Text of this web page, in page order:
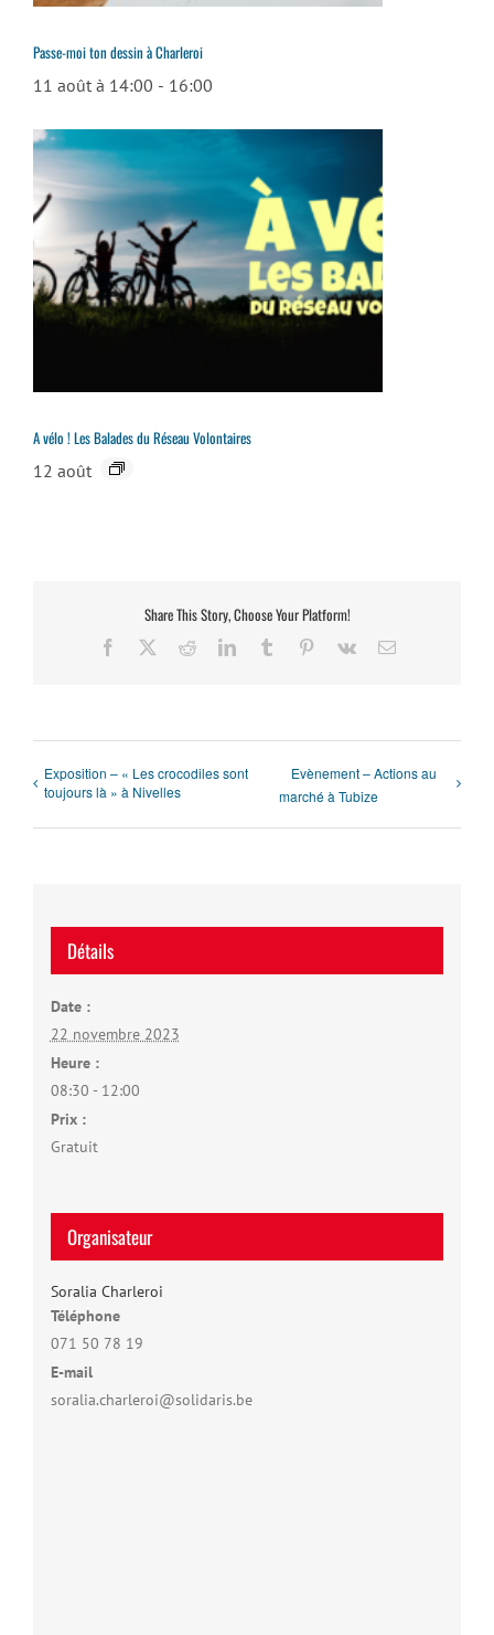
Passe-moi ton dessin à Charleroi
11 août à 14:00 - 16:00
A vélo ! Les Balades du Réseau Volontaires
12 août
Share This Story, Choose Your Platform!
Facebook RedditLinkedInTumblr Pinterest
Vk Email
Exposition – « Les crocodiles sont
toujours là » à Nivelles
Evènement – Actions au
marché à Tubize
Détails
Date :
22 novembre 2023
Heure :
08:30 - 12:00
Prix :
Gratuit
Organisateur
Soralia Charleroi
Téléphone
071 50 78 19
E-mail
soralia.charleroi@solidaris.be